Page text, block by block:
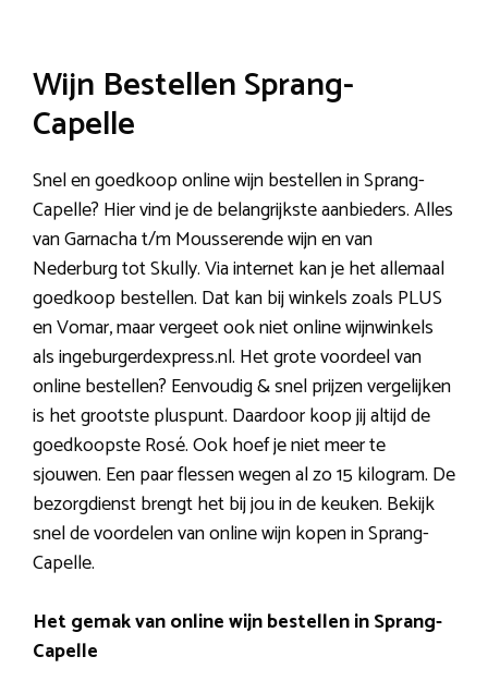
Wijn Bestellen Sprang-
Capelle
Snel en goedkoop online wijn bestellen in Sprang-
Capelle? Hier vind je de belangrijkste aanbieders. Alles
van Garnacha t/m Mousserende wijn en van
Nederburg tot Skully. Via internet kan je het allemaal
goedkoop bestellen. Dat kan bij winkels zoals PLUS
en Vomar, maar vergeet ook niet online wijnwinkels
als ingeburgerdexpress.nl. Het grote voordeel van
online bestellen? Eenvoudig & snel prijzen vergelijken
is het grootste pluspunt. Daardoor koop jij altijd de
goedkoopste Rosé. Ook hoef je niet meer te
sjouwen. Een paar flessen wegen al zo 15 kilogram. De
bezorgdienst brengt het bij jou in de keuken. Bekijk
snel de voordelen van online wijn kopen in Sprang-
Capelle.
Het gemak van online wijn bestellen in Sprang-
Capelle